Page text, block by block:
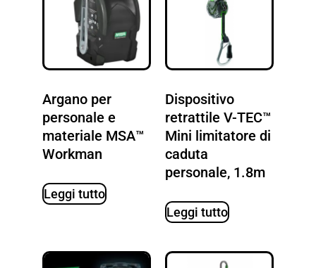
Argano per
personale e
materiale MSA™
Workman
Leggi tutto
Dispositivo
retrattile V-TEC™
Mini limitatore di
caduta
personale, 1.8m
Leggi tutto